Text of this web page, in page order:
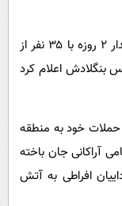
هیئت میانماری به ریاست مینت تو پس از دیدار ۲ روزه با ۳۵ نفر از
بنگلادش اعلام کرد
گفتنی است ارتش میانمار در ۲۵ آگوست ۲۰۱۷ حملات خود به منطقه
آراکانی جان باخته
بوداییان افراطی به آتش